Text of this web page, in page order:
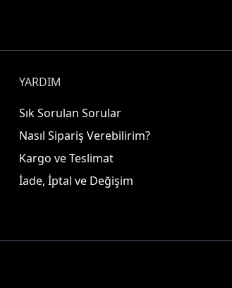
YARDIM
Sık Sorulan Sorular
Nasıl Sipariş Verebilirim?
Kargo ve Teslimat
İade, İptal ve Değişim